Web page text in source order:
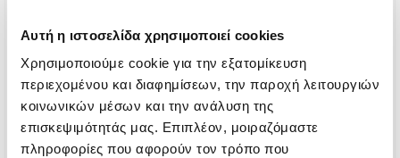
Αυτή η ιστοσελίδα χρησιμοποιεί cookies
Χρησιμοποιούμε cookie για την εξατομίκευση
περιεχομένου και διαφημίσεων, την παροχή λειτουργιών
κοινωνικών μέσων και την ανάλυση της
επισκεψιμότητάς μας. Επιπλέον, μοιραζόμαστε
πληροφορίες που αφορούν τον τρόπο που